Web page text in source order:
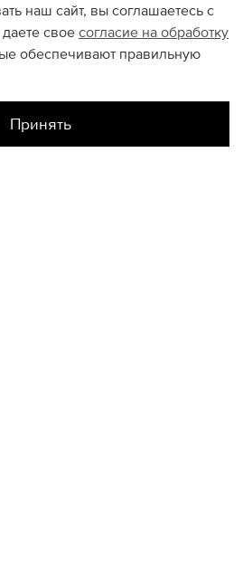
наш сайт, вы соглашаетесь с
даете свое согласие на обработку
обеспечивают правильную
Принять